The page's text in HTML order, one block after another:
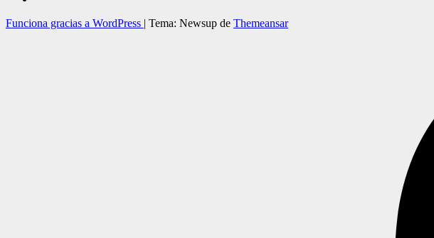
Funciona gracias a WordPress | Tema: Newsup de Themeansar